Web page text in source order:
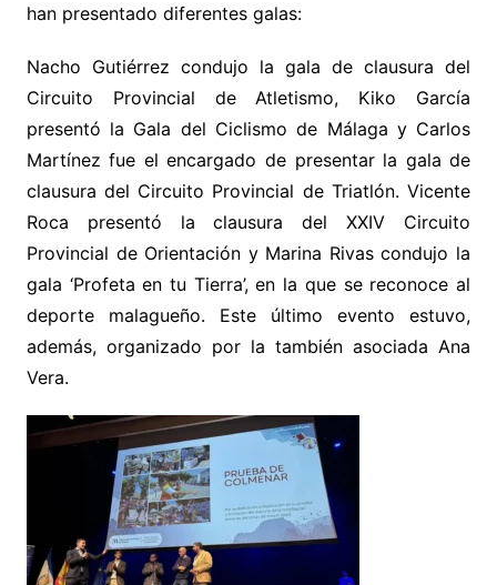
han presentado diferentes galas:
Nacho Gutiérrez condujo la gala de clausura del
Circuito Provincial de Atletismo, Kiko García
presentó la Gala del Ciclismo de Málaga y Carlos
Martínez fue el encargado de presentar la gala de
clausura del Circuito Provincial de Triatlón. Vicente
Roca presentó la clausura del XXIV Circuito
Provincial de Orientación y Marina Rivas condujo la
gala ‘Profeta en tu Tierra’, en la que se reconoce al
deporte malagueño. Este último evento estuvo,
además, organizado por la también asociada Ana
Vera.